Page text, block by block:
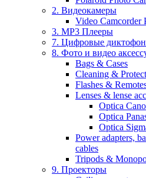
2. Видеокамеры
Video Camcorder
3. MP3 Плееры
7. Цифровые
8. Фото и видео
Bags & Cases
Cleaning &
Flashes &
Lenses & lense
Optica
Optica
Optica
Power adapters,
cables
Tripods &
9. Проекторы